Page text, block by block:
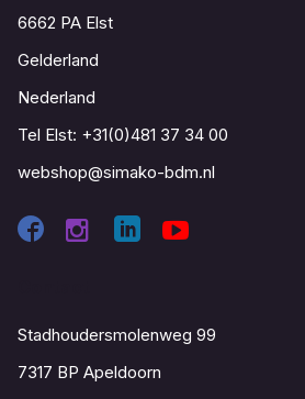
6662 PA Elst
Gelderland
Nederland
Tel Elst: +31(0)481 37 34 00
webshop@simako-bdm.nl
Stadhoudersmolenweg 99
7317 BP Apeldoorn